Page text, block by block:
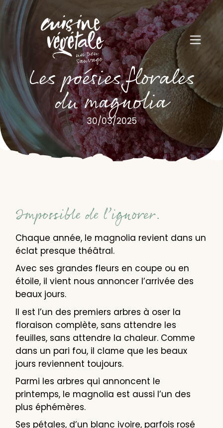
Les poésies florales
du magnolia
30/03/2025
Impossible de l’ignorer.
Chaque année, le magnolia revient dans un
éclat presque théâtral.
Avec ses grandes fleurs en coupe ou en
étoile, il vient nous annoncer l’arrivée des
beaux jours.
Il est l’un des premiers arbres à oser la
floraison complète, sans attendre les
feuilles, sans attendre la chaleur. Comme
dans un pari fou, il clame que les beaux
jours reviennent toujours.
Parmi les arbres qui annoncent le
printemps, le magnolia est aussi l’un des
plus éphémères.
Ses pétales, d’un blanc ivoire, parfois rosé